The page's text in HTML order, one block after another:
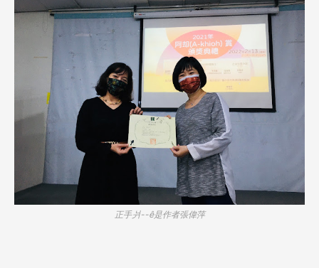
正手爿--ê是作者張偉萍